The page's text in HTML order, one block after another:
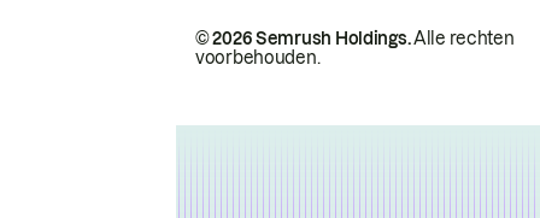
© 2026 Semrush Holdings.Alle rechten
voorbehouden.